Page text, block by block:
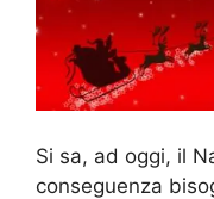
Si sa, ad oggi, il
conseguenza